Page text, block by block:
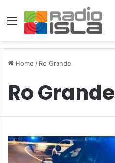
Menu
Home / Ro Grande
Ro Grande